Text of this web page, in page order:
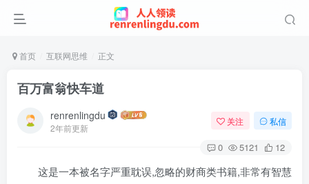
首页 互联网思维 正文
百万富翁快车道
renrenlingdu
2年前更新
关注 私信
0 5121 12
这是一本被名字严重耽误,忽略的财商类书籍,非常有智慧